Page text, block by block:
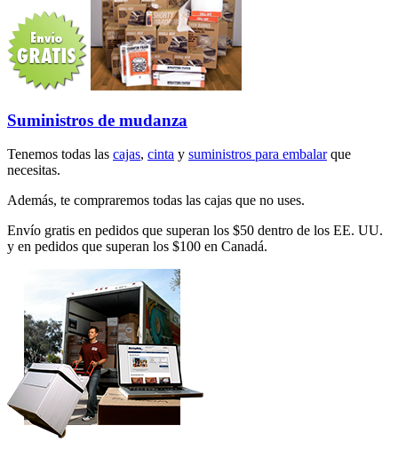
Suministros de mudanza
Tenemos todas las cajas, cinta y suministros para embalarque
necesitas.
Además, te compraremos todas las cajas que no uses.
Envío gratis en pedidos que superan los $50 dentro de los EE. UU.
y en pedidos que superan los $100 en Canadá.